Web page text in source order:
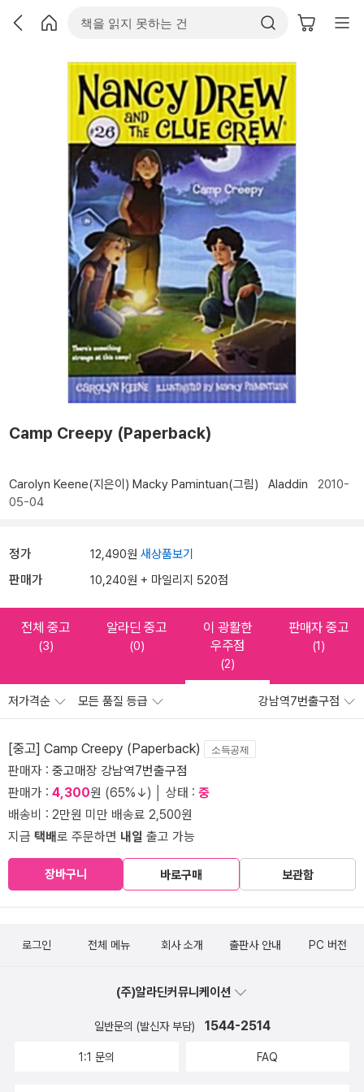
Camp Creepy (Paperback)
Carolyn Keene(지은이) Macky Pamintuan(그림) Aladdin 2010-
05-04
정가 12,490원 새상품보기
판매가 10,240원 + 마일리지 520점
전체 중고
(3)
알라딘 중고
(0)
이 광활한
우주점
(2)
판매자 중고
(1)
저가격순 모든 품질 등급 강남역7번출구점
[중고] Camp Creepy (Paperback) 소득공제
판매자 : 중고매장 강남역7번출구점
판매가 : 4,300원 (65%↓) │ 상태 : 중
배송비 : 2만원 미만 배송료 2,500원
지금 택배로 주문하면 내일 출고 가능
장바구니 바로구매 보관함
로그인 전체 메뉴 회사 소개 출판사 안내 PC 버전
(주)알라딘커뮤니케이션
일반문의 (발신자 부담) 1544-2514
1:1 문의 FAQ